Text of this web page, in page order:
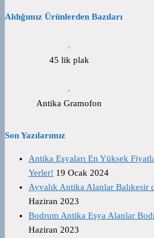
Aldığımız Ürünlerden Bazıları
45 lik plak
Antika Gramofon
Son Yazılarımız
Antika Eşyaları En Yüksek
Yerler! 19 Ocak 2024
Ayvalık Antika Alanlar Balıkesir
Haziran 2023
Bodrum Antika Eşya Alanlar
Haziran 2023